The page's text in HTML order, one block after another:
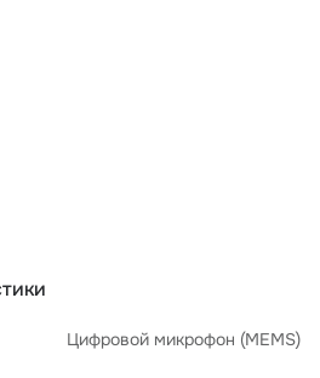
Цифровой микрофон (MEMS)